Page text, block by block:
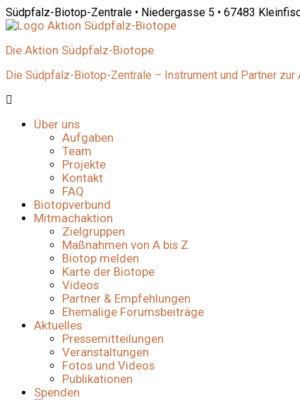
Südpfalz-Biotop-Zentrale • Niedergasse 5 • 67483
Die Aktion Südpfalz-Biotope
Die Südpfalz-Biotop-Zentrale – Instrument und Partner
Über uns
Aufgaben
Team
Projekte
Kontakt
FAQ
Biotopverbund
Mitmachaktion
Zielgruppen
Maßnahmen von A bis Z
Biotop melden
Karte der Biotope
Videos
Partner & Empfehlungen
Ehemalige Forumsbeiträge
Aktuelles
Pressemitteilungen
Veranstaltungen
Fotos und Videos
Publikationen
Spenden